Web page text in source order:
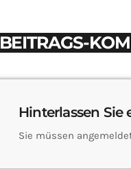
BEITRAGS-
Hinterlassen Sie
Sie müssen